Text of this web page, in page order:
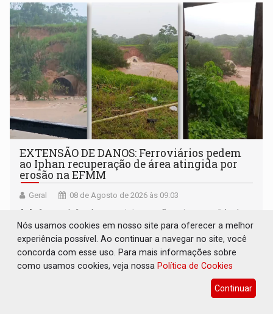
EXTENSÃO DE DANOS: Ferroviários pedem
ao Iphan recuperação de área atingida por
erosão na EFMM
Geral 08 de Agosto de 2026 às 09:03
A Asfemm defende que a intervenção seja precedida de
fiscalização e de um laudo técnico elaborado pelos
órgãos competentes
Nós usamos cookies em nosso site para oferecer a melhor
experiência possível. Ao continuar a navegar no site, você
concorda com esse uso. Para mais informações sobre
como usamos cookies, veja nossa Política de Cookies
Continuar